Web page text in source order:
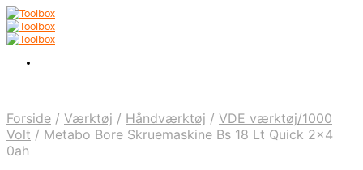
Forside / Værktøj / Håndværktøj / VDE værktøj/1000
Volt / Metabo Bore Skruemaskine Bs 18 Lt Quick 2×4
0ah